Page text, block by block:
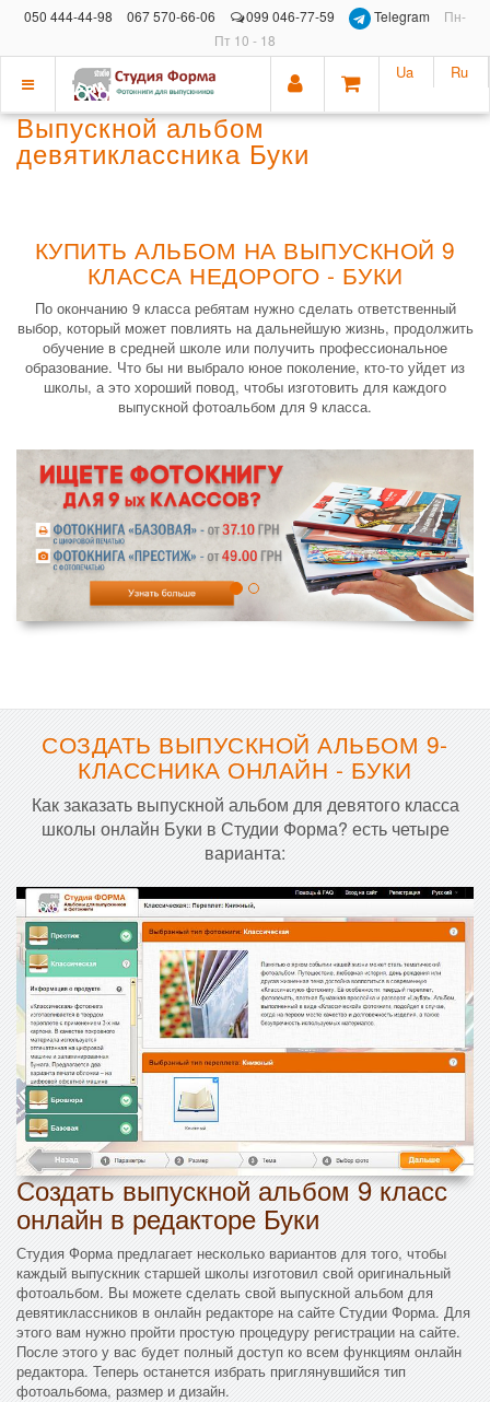
050 444-44-98 067 570-66-06 099 046-77-59 Telegram
Пн-
Пт 10 - 18
Показать
меню
Ua Ru
Выпускной альбом
девятиклассника Буки
КУПИТЬ АЛЬБОМ НА ВЫПУСКНОЙ 9
КЛАССА НЕДОРОГО - БУКИ
По окончанию 9 класса ребятам нужно сделать ответственный
выбор, который может повлиять на дальнейшую жизнь, продолжить
обучение в средней школе или получить профессиональное
образование. Что бы ни выбрало юное поколение, кто-то уйдет из
школы, а это хороший повод, чтобы изготовить для каждого
выпускной фотоальбом для 9 класса.
СОЗДАТЬ ВЫПУСКНОЙ АЛЬБОМ 9-
КЛАССНИКА ОНЛАЙН - БУКИ
Как заказать выпускной альбом для девятого класса
школы онлайн Буки в Студии Форма? есть четыре
варианта:
Создать выпускной альбом 9 класс
онлайн в редакторе Буки
Студия Форма предлагает несколько вариантов для того, чтобы
каждый выпускник старшей школы изготовил свой оригинальный
фотоальбом. Вы можете сделать свой выпускной альбом для
девятиклассников в онлайн редакторе на сайте Студии Форма. Для
этого вам нужно пройти простую процедуру регистрации на сайте.
После этого у вас будет полный доступ ко всем функциям онлайн
редактора. Теперь останется избрать приглянувшийся тип
фотоальбома, размер и дизайн.